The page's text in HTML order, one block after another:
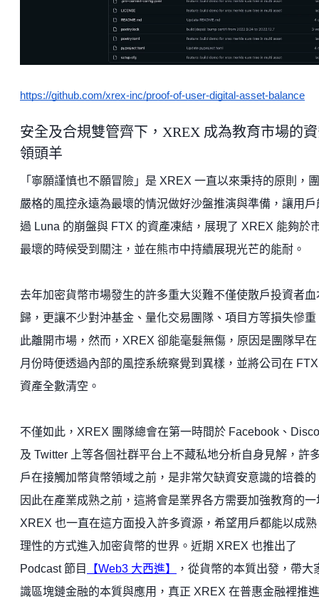
https://github.com/xrex-inc/proof-of-user-digital-asset-balance
安全及合規雙管齊下，XREX 成為教育市場的
領頭羊
「寧願謹慎也不願冒險」是 XREX 一直以來秉持的原則，
嚴格的風控永遠為最壞的情況做好沙盤推演與準備，讓用戶
過 Luna 的崩盤與 FTX 的資產凍結，展現了 XREX 能夠於
最壞的時候受到關注，並在熊市中持續展現光芒的能耐。
去年加密貨幣市場發生的許多重大災難不僅使散戶投資者血
歸，更讓不少對沖基金、量化交易團隊、項目方等損失慘重
此離開市場，然而，XREX 卻能毫髮無傷，原因是團隊早在
月份時便透過內部的風控系統察覺到異樣，並將公司在
資產全數清空。
不僅如此，XREX 團隊總會在第一時間於 Facebook、
及 Twitter 上等各個社群平台上不藏私地分析自身見解，許
戶在接觸加幣貨幣領域之前，是非常欠缺資安意識的培養的
因此在產業成熟之前，這將會是業界各方需要加強教育的一
XREX 也一直在這方面投入許多資源，希望用戶都能以成熟
理性的方式進入加密貨幣的世界。近期 XREX 也推出了
Podcast 節目
【Web3 大西進】
，從貨幣的本質出發，帶大
識區塊鏈金融的本質與應用，真正 XREX 在普惠金融裡推進